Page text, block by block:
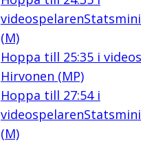
videospelaren
(M)
Hoppa till 25:35i
Hirvonen (MP)
Hoppa till 27:54i
videospelaren
(M)